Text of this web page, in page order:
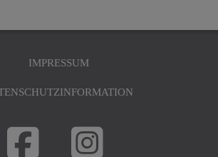
IMPRESSUM